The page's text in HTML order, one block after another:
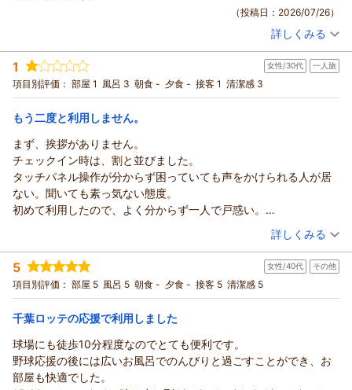
当館は新都市型ホテルでございます。
ビジネスホテルのような低価格、シティホテル並の室内・館内
設備の充実、旅館に負けない真心サービスをコンセプトにして
おります。
お客様の評価に恥じぬよう、今後もサービス向上と快適なホテ
ルづくりに努めてまいります。
お忙しい中ご投稿をいただき誠にありがとうございます。
お客様のまたのご来館を心よりお待ち申し上げます。
（投稿日：2026/07/26）
投稿者： kakoさん(女性/50代)
宿泊プラン： 素泊まり
宿泊価格帯： 7,001～8,000円(大人一人あたり/税込)
アパホテル＆リゾート〈東京ベイ幕張〉からの返信
この度はアパホテル＆リゾート〈東京ベイ幕張〉をご利用いた
だきまして誠にありがとうございます。
数あるホテルの中から当館をお選びいただき大変光栄でござい
ます。
お客様の評価に恥じぬよう、今後もサービス向上と快適なホテ
ルづくりに努めてまいります。
またのお越しをスタッフ一同心よりお待ち申し上げておりま
す。
フロント 山本
（返信日：2026/07/31）
詳しくみる
1 女性/30代 一人旅
項目別評価： 部屋 1 風呂 3 朝食 - 夕食 - 接客 1 清潔感 3
もう二度と利用しません。
まず、挨拶がありません。
チェックイン時は、割と並びました。
タッチパネル操作が分からず困っていても声をかけられる人が居
ない。聞いても素っ気ない態度。
初めて利用したので、よく分からず一人で戸惑い。
部屋も夜景がキレイな所を予約したのに、ほぼ海側。
全然希望していた街並みが全く見えない。
雨だったこともあり、高層階を予約した意味が全くなし。
がっかり。
こんなにもおもてなしの無いホテルは初めてでした。
悲しいですよね。
もう二度と利用しません。
（投稿日：2026/07/26）
宿泊時期： 2026年07月宿泊 (一人旅)
投稿者： ゆさん(女性/30代)
宿泊プラン： 【素泊まり】◇高層階指定◇夜景も海も一望★カップルにも大
人気♪舞浜駅で遊んだあとの宿泊はココ！
ダブル 食事なし
宿泊価格帯： 8,001～9,000円(大人一人あたり/税込)
アパホテル＆リゾート〈東京ベイ幕張〉からの返信
この度はアパホテル＆リゾート〈東京ベイ幕張〉をご利用いた
だきまして誠にありがとうございます。
詳しくみる
5 女性/40代 その他
項目別評価： 部屋 5 風呂 5 朝食 - 夕食 - 接客 5 清潔感 5
千葉ロッテの応援で利用しました
球場にも徒歩10分程度なのでとても便利です。
野球応援の後には広いお風呂でのんびりと過ごすことができ、お
部屋も快適でした。